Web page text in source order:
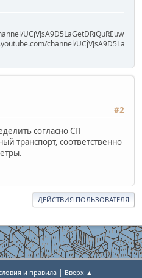
UCjVJsA9D5LaGetDRiQuREuw/
channel/
#2
согласно СП
транспорт, соответственно
ДЕЙСТВИЯ ПОЛЬЗОВАТЕЛЯ
и правила | Вверх ▲